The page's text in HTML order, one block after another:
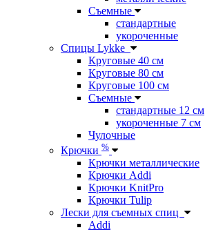
Съемные
стандартные
укороченные
Спицы Lykke
Круговые 40 см
Круговые 80 см
Круговые 100 см
Съемные
стандартные 12 см
укороченные 7 см
Чулочные
Крючки %
Крючки металлические
Крючки Addi
Крючки KnitPro
Крючки Tulip
Лески для съемных спиц
Addi